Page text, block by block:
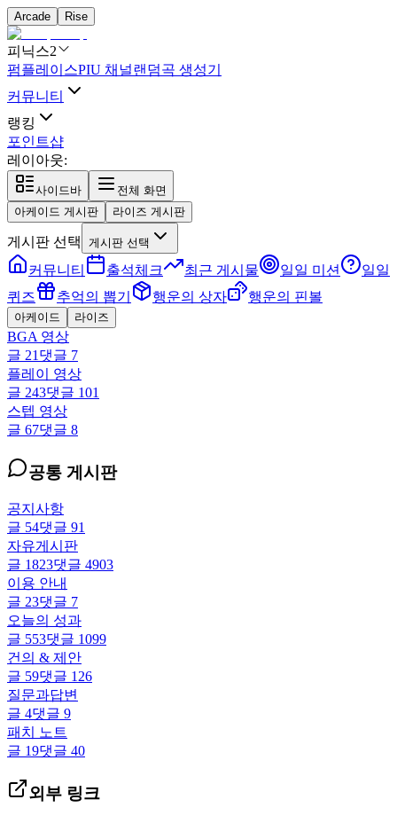
Arcade Rise
피닉스2
펌플레이스PIU 채널랜덤곡 생성기
커뮤니티
랭킹
포인트샵
레이아웃:
사이드바
전체 화면
아케이드 게시판
라이즈 게시판
게시판 선택 게시판 선택
커뮤니티 출석체크 최근 게시물 일일 미션
일일
퀴즈
추억의 뽑기 행운의 상자 행운의 핀볼
아케이드 라이즈
BGA 영상
글 21 댓글 7
플레이 영상
글 243댓글 101
스텝 영상
글 67댓글 8
공통 게시판
공지사항
글 54댓글 91
자유게시판
글 1823댓글 4903
이용 안내
글 23댓글 7
오늘의 성과
글 553댓글 1099
건의 & 제안
글 59댓글 126
질문과답변
글 4댓글 9
패치 노트
글 19댓글 40
외부 링크